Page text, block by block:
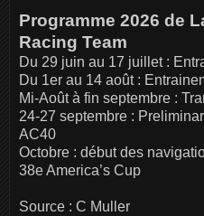
Programme 2026 de
Racing Team
Du 29 juin au 17 juillet :
Du 1er au 14 août :
Mi-Août à fin septembre :
24-27 septembre :
AC40
Octobre : début des
38e America’s Cup
Source : C Muller